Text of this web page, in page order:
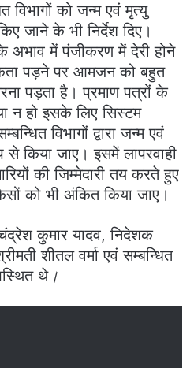
विभागों को जन्म एवं मृत्यु
जाने के भी निर्देश दिए।
अभाव में पंजीकरण में देरी होने
पड़ने पर आमजन को बहुत
पड़ता है। प्रमाण पत्रों के
न हो इसके लिए सिस्टम
विभागों द्वारा जन्म एवं
से किया जाए। इसमें लापरवाही
की जिम्मेदारी तय करते हुए
को भी अंकित किया जाए।
कुमार यादव, निदेशक
शीतल वर्मा एवं सम्बन्धित
थे।